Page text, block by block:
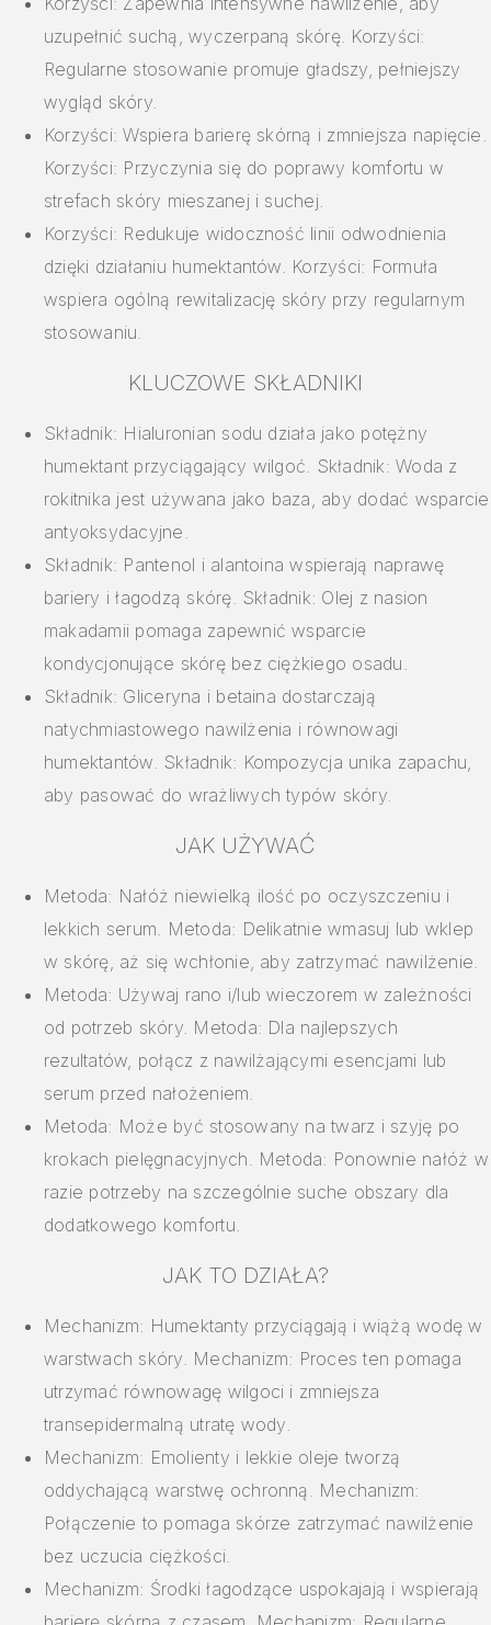
uzupełnić suchą, wyczerpaną skórę. Korzyści:
Regularne stosowanie promuje gładszy, pełniejszy
wygląd skóry.
Korzyści: Wspiera barierę skórną i zmniejsza napięcie.
Korzyści: Przyczynia się do poprawy komfortu w
strefach skóry mieszanej i suchej.
Korzyści: Redukuje widoczność linii odwodnienia
dzięki działaniu humektantów. Korzyści: Formuła
wspiera ogólną rewitalizację skóry przy regularnym
stosowaniu.
KLUCZOWE SKŁADNIKI
Składnik: Hialuronian sodu działa jako potężny
humektant przyciągający wilgoć. Składnik: Woda z
rokitnika jest używana jako baza, aby dodać wsparcie
antyoksydacyjne.
Składnik: Pantenol i alantoina wspierają naprawę
bariery i łagodzą skórę. Składnik: Olej z nasion
makadamii pomaga zapewnić wsparcie
kondycjonujące skórę bez ciężkiego osadu.
Składnik: Gliceryna i betaina dostarczają
natychmiastowego nawilżenia i równowagi
humektantów. Składnik: Kompozycja unika zapachu,
aby pasować do wrażliwych typów skóry.
JAK UŻYWAĆ
Metoda: Nałóż niewielką ilość po oczyszczeniu i
lekkich serum. Metoda: Delikatnie wmasuj lub wklep
w skórę, aż się wchłonie, aby zatrzymać nawilżenie.
Metoda: Używaj rano i/lub wieczorem w zależności
od potrzeb skóry. Metoda: Dla najlepszych
rezultatów, połącz z nawilżającymi esencjami lub
serum przed nałożeniem.
Metoda: Może być stosowany na twarz i szyję po
krokach pielęgnacyjnych. Metoda: Ponownie nałóż w
razie potrzeby na szczególnie suche obszary dla
dodatkowego komfortu.
JAK TO DZIAŁA?
Mechanizm: Humektanty przyciągają i wiążą wodę w
warstwach skóry. Mechanizm: Proces ten pomaga
utrzymać równowagę wilgoci i zmniejsza
transepidermalną utratę wody.
Mechanizm: Emolienty i lekkie oleje tworzą
oddychającą warstwę ochronną. Mechanizm:
Połączenie to pomaga skórze zatrzymać nawilżenie
bez uczucia ciężkości.
Mechanizm: Środki łagodzące uspokajają i wspierają